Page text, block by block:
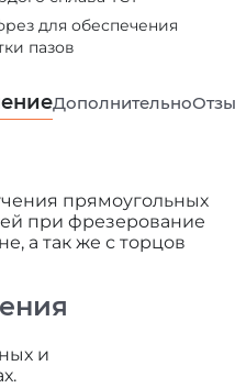
для обеспечения
пазов
Дополнительно
прямоугольных
при фрезерование
а так же с торцов
и